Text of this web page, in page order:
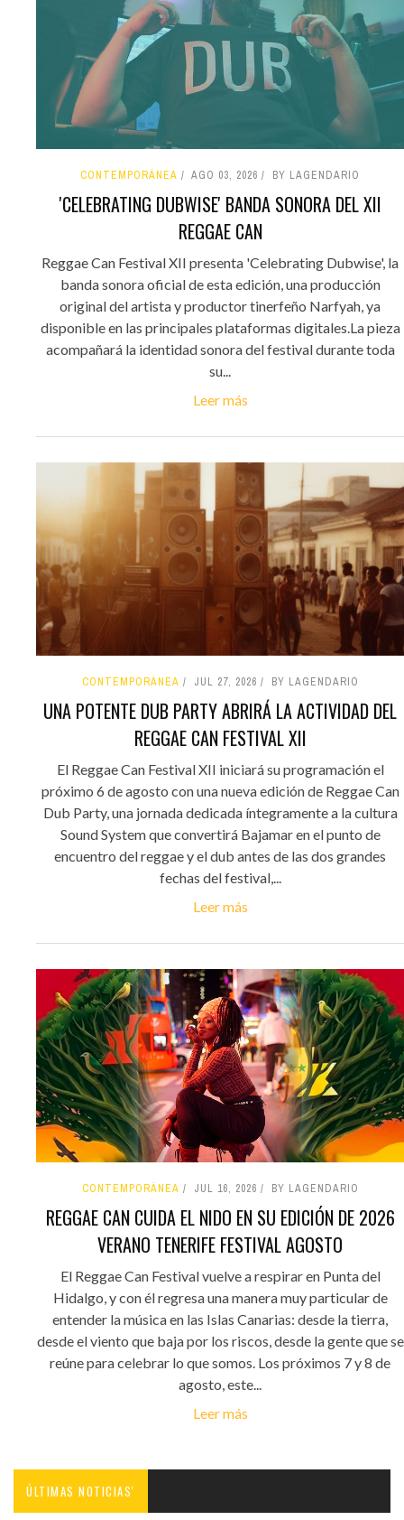
CONTEMPORÁNEA AGO 03, 2026 BY LAGENDARIO
'CELEBRATING DUBWISE' BANDA SONORA DEL XII
REGGAE CAN
Reggae Can Festival XII presenta 'Celebrating Dubwise', la
banda sonora oficial de esta edición, una producción
original del artista y productor tinerfeño Narfyah, ya
disponible en las principales plataformas digitales.La pieza
acompañará la identidad sonora del festival durante toda
su...
Leer más
CONTEMPORÁNEA JUL 27, 2026 BY LAGENDARIO
UNA POTENTE DUB PARTY ABRIRÁ LA ACTIVIDAD DEL
REGGAE CAN FESTIVAL XII
El Reggae Can Festival XII iniciará su programación el
próximo 6 de agosto con una nueva edición de Reggae Can
Dub Party, una jornada dedicada íntegramente a la cultura
Sound System que convertirá Bajamar en el punto de
encuentro del reggae y el dub antes de las dos grandes
fechas del festival,...
Leer más
CONTEMPORÁNEA JUL 16, 2026 BY LAGENDARIO
REGGAE CAN CUIDA EL NIDO EN SU EDICIÓN DE 2026
VERANO TENERIFE FESTIVAL AGOSTO
El Reggae Can Festival vuelve a respirar en Punta del
Hidalgo, y con él regresa una manera muy particular de
entender la música en las Islas Canarias: desde la tierra,
desde el viento que baja por los riscos, desde la gente que se
reúne para celebrar lo que somos. Los próximos 7 y 8 de
agosto, este...
Leer más
ÚLTIMAS NOTICIAS'